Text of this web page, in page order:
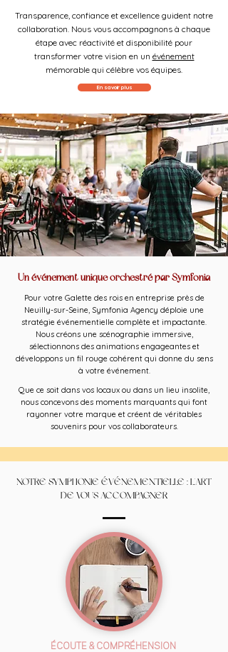
Transparence, confiance et excellence guident notre
collaboration. Nous vous accompagnons à chaque
étape avec réactivité et disponibilité pour
transformer votre vision en un événement
mémorable qui célèbre vos équipes.
En savoir plus
Un événement unique orchestré par Symfonia
Pour votre Galette des rois en entreprise près de
Neuilly-sur-Seine, Symfonia Agency déploie une
stratégie événementielle complète et impactante.
Nous créons une scénographie immersive,
sélectionnons des animations engageantes et
développons un fil rouge cohérent qui donne du sens
à votre événement.
Que ce soit dans vos locaux ou dans un lieu insolite,
nous concevons des moments marquants qui font
rayonner votre marque et créent de véritables
souvenirs pour vos collaborateurs.
NOTRE SYMPHONIE ÉVÉNEMENTIELLE : L'ART
DE VOUS ACCOMPAGNER
ÉCOUTE & COMPRÉHENSION